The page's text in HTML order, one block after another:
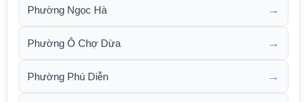
Phường Ngọc Hà →
Phường Ô Chợ Dừa →
Phường Phú Diễn →